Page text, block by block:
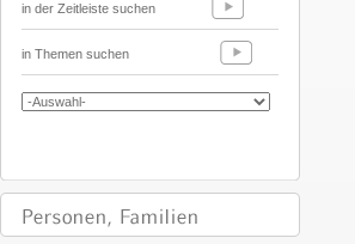
in der Zeitleiste suchen
in Themen suchen